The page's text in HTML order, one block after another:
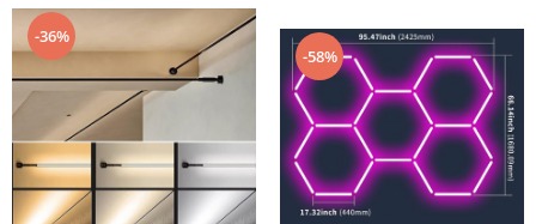
-36%
-58%